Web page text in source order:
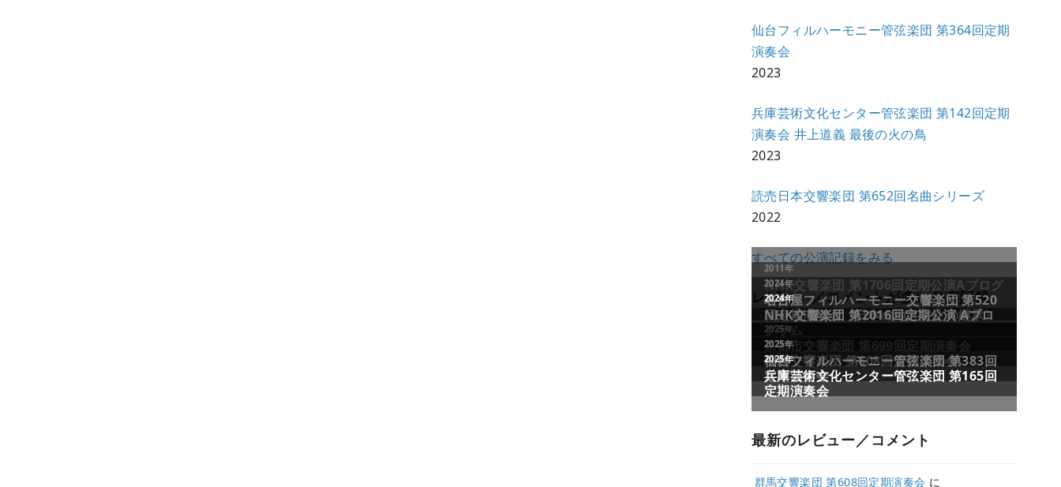
仙台フィルハーモニー管弦楽団 第364回定期
演奏会
2023
兵庫芸術文化センター管弦楽団 第142回定期
演奏会 井上道義 最後の火の鳥
2023
読売日本交響楽団 第652回名曲シリーズ
2022
すべての公演記録をみる
レビュー／コメントが多い公演記録
最新のレビュー／コメント
群馬交響楽団 第608回定期演奏会 に